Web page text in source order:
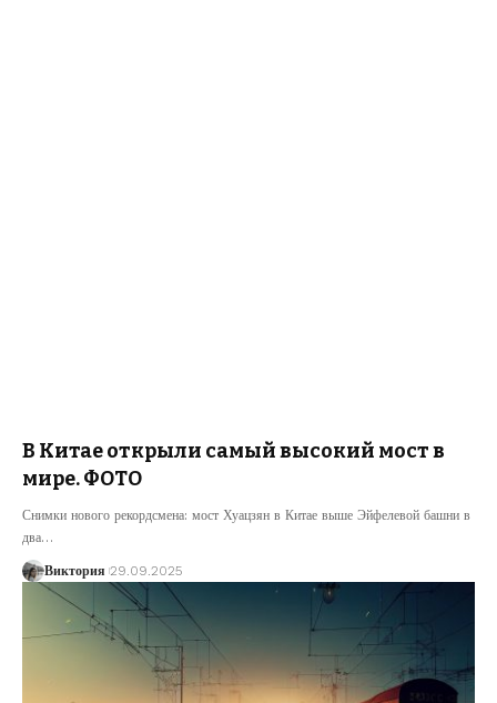
В Китае открыли самый высокий мост в
мире. ФОТО
Снимки нового рекордсмена: мост Хуацзян в Китае выше Эйфелевой башни в
два…
Виктория 29.09.2025